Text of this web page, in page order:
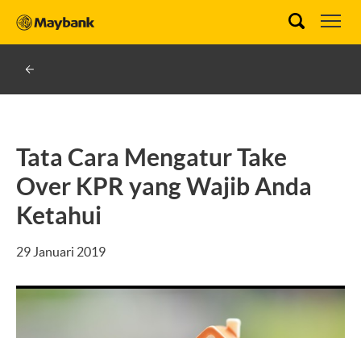
Tata Cara Mengatur Take
Over KPR yang Wajib Anda
Ketahui
29 Januari 2019